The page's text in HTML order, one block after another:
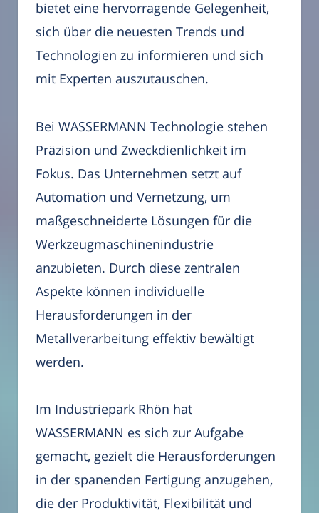
bietet eine hervorragende Gelegenheit,
sich über die neuesten Trends und
Technologien zu informieren und sich
mit Experten auszutauschen.
Bei WASSERMANN Technologie stehen
Präzision und Zweckdienlichkeit im
Fokus. Das Unternehmen setzt auf
Automation und Vernetzung, um
maßgeschneiderte Lösungen für die
Werkzeugmaschinenindustrie
anzubieten. Durch diese zentralen
Aspekte können individuelle
Herausforderungen in der
Metallverarbeitung effektiv bewältigt
werden.
Im Industriepark Rhön hat
WASSERMANN es sich zur Aufgabe
gemacht, gezielt die Herausforderungen
in der spanenden Fertigung anzugehen,
die der Produktivität, Flexibilität und